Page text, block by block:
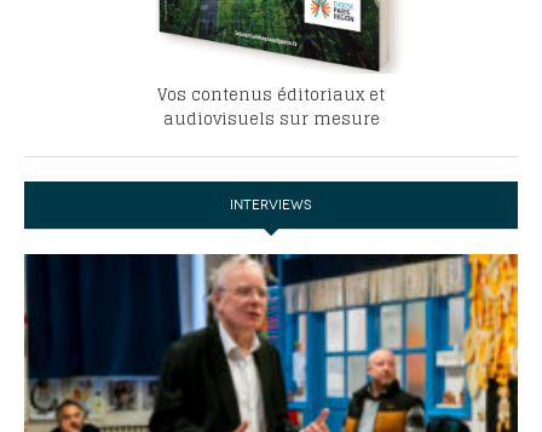
Vos contenus éditoriaux et
audiovisuels sur mesure
INTERVIEWS